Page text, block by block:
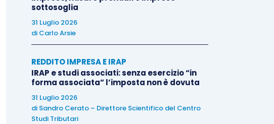
sottosoglia
31 Luglio 2026
di Carlo Arsie
REDDITO IMPRESA E IRAP
IRAP e studi associati: senza esercizio “in
forma associata” l’imposta non è dovuta
31 Luglio 2026
di Sandro Cerato – Direttore Scientifico del Centro
Studi Tributari